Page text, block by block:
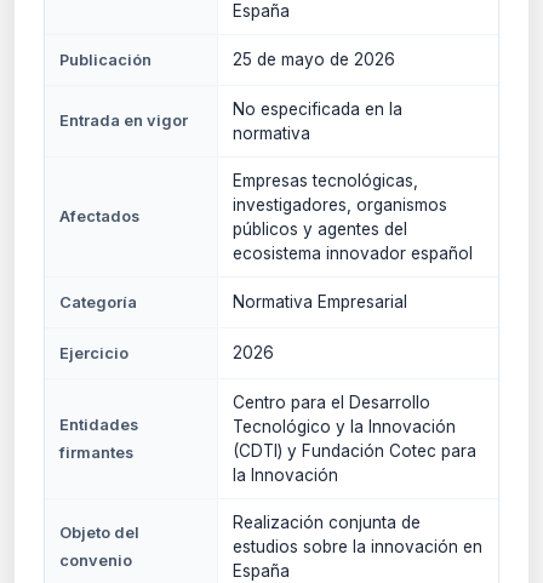
España
Publicación 25 de mayo de 2026
Entrada en vigor
No especificada en la
normativa
Afectados
Empresas tecnológicas,
investigadores, organismos
públicos y agentes del
ecosistema innovador español
Categoría Normativa Empresarial
Ejercicio 2026
Entidades
firmantes
Centro para el Desarrollo
Tecnológico y la Innovación
(CDTI) y Fundación Cotec para
la Innovación
Objeto del
convenio
Realización conjunta de
estudios sobre la innovación en
España